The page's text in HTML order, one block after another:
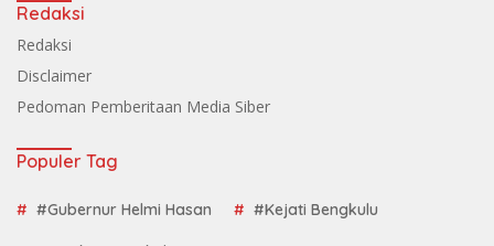
Redaksi
Redaksi
Disclaimer
Pedoman Pemberitaan Media Siber
Populer Tag
#Gubernur Helmi Hasan #Kejati Bengkulu